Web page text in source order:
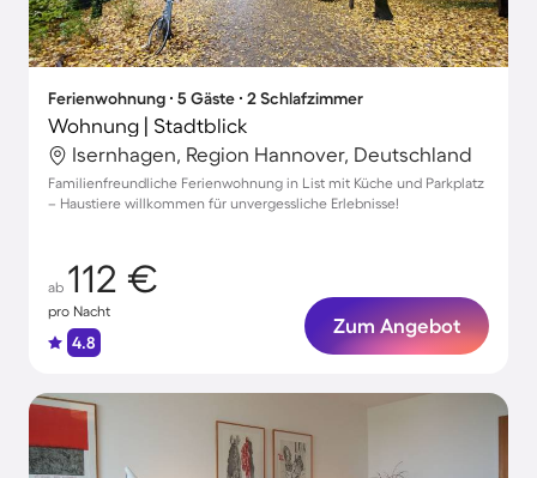
Ferienwohnung ∙ 5 Gäste ∙ 2 Schlafzimmer
Wohnung | Stadtblick
Isernhagen, Region Hannover, Deutschland
Familienfreundliche Ferienwohnung in List mit Küche und Parkplatz
– Haustiere willkommen für unvergessliche Erlebnisse!
ab 112 €
pro Nacht
4.8
Zum Angebot